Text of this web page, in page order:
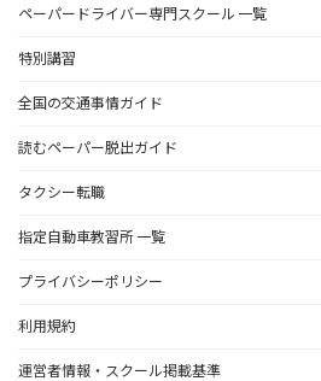
ペーパードライバー専門スクール 一覧
特別講習
全国の交通事情ガイド
読むペーパー脱出ガイド
タクシー転職
指定自動車教習所 一覧
プライバシーポリシー
利用規約
運営者情報・スクール掲載基準